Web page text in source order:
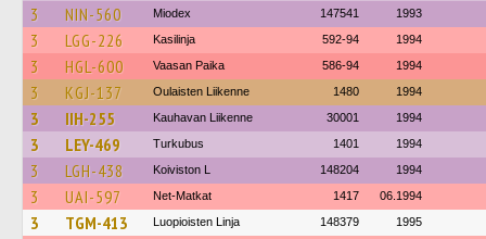
3 NIN-560 Miodex 147541 1993
3 LGG-226 Kasilinja 592-94 1994
3 HGL-600 Vaasan Paika 586-94 1994
3 KGJ-137 Oulaisten Liikenne 1480 1994
3 IIH-255 Kauhavan Liikenne 30001 1994
3 LEY-469 Turkubus 1401 1994
3 LGH-438 Koiviston L 148204 1994
3 UAI-597 Net-Matkat 1417 06.1994
3 TGM-413 Luopioisten Linja 148379 1995